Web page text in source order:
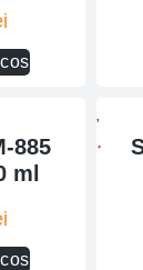
885
ml